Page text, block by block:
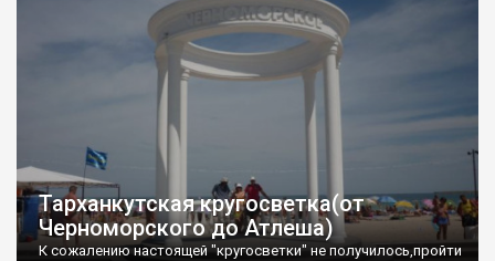
Тарханкутская кругосветка(от
Черноморского до Атлеша)
К сожалению настоящей "кругосветки" не получилось,пройти